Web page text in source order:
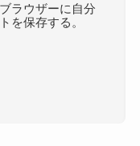
ラウザーに自分
を保存する。